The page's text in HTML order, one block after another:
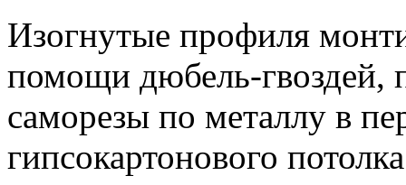
Изогнутые профиля
помощи дюбель-гвоздей,
саморезы по металлу в
гипсокартонового